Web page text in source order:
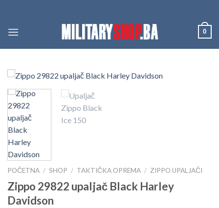
content
0
POČETNA / SHOP / TAKTIČKA OPREMA / ZIPPO UPALJAČI
Zippo 29822 upaljač Black Harley
Davidson